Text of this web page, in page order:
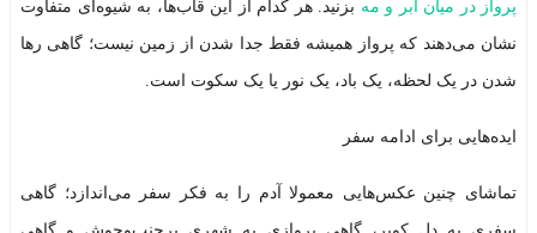
پرواز در میان ابر و مه بزنید. هر کدام از این قاب‌ها، به شیوه‌ای متفاوت
نشان می‌دهند که پرواز همیشه فقط جدا شدن از زمین نیست؛ گاهی رها
شدن در یک لحظه، یک باد، یک نور یا یک سکوت است.
ایده‌هایی برای ادامه سفر
تماشای چنین عکس‌هایی معمولا آدم را به فکر سفر می‌اندازد؛ گاهی